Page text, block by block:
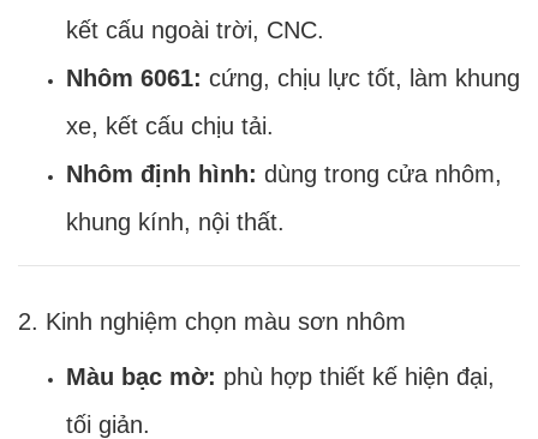
kết cấu ngoài trời, CNC.
Nhôm 6061: cứng, chịu lực tốt, làm khung
xe, kết cấu chịu tải.
Nhôm định hình: dùng trong cửa nhôm,
khung kính, nội thất.
2. Kinh nghiệm chọn màu sơn nhôm
Màu bạc mờ: phù hợp thiết kế hiện đại,
tối giản.